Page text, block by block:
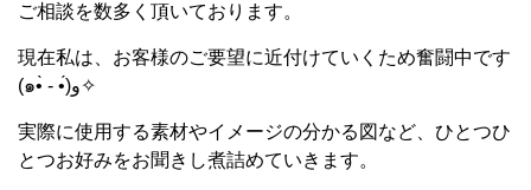
ご相談を数多く頂いております。
現在私は、お客様のご要望に近付けていくため奮闘中です
(๑•̀ - •́)و✧
実際に使用する素材やイメージの分かる図など、ひとつひ
とつお好みをお聞きし煮詰めていきます。